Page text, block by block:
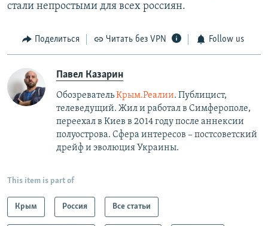
стали непростыми для всех россиян.
Поделиться Читать без VPN Follow us
Павел Казарин
ОбозревательКрым.Реалии. Публицист,
телеведущий. Жил и работал в Симферополе,
переехал в Киев в 2014 году после аннексии
полуострова. Сфера интересов – постсоветский
дрейф и эволюция Украины.
This item is part of
Крым Россия Все статьи